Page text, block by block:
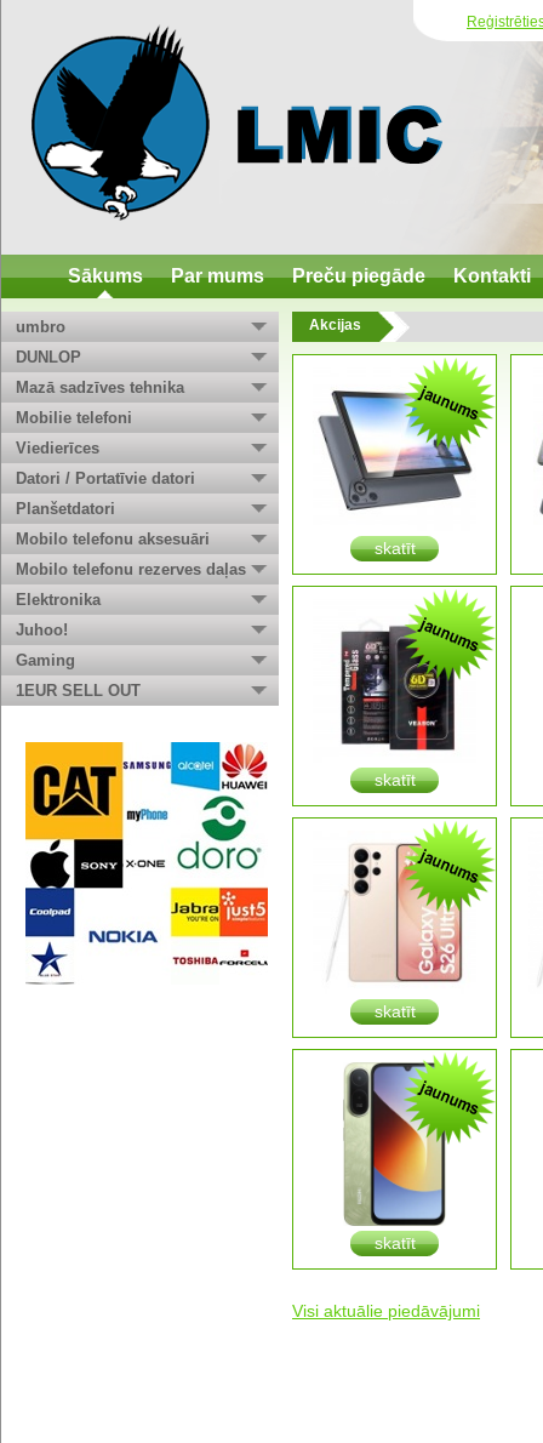
Sākums Par mums Preču piegāde Kontakti
umbro
DUNLOP
Mazā sadzīves tehnika
Mobilie telefoni
Viedierīces
Datori / Portatīvie datori
Planšetdatori
Mobilo telefonu aksesuāri
Mobilo telefonu rezerves daļas
Elektronika
Juhoo!
Gaming
1EUR SELL OUT
Akcijas
skatīt
skatīt
skatīt
skatīt
Visi aktuālie piedāvājumi